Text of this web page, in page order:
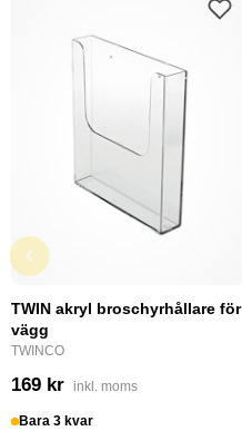
TWIN akryl broschyrhållare för
vägg
TWINCO
169 kr inkl. moms
Bara 3 kvar